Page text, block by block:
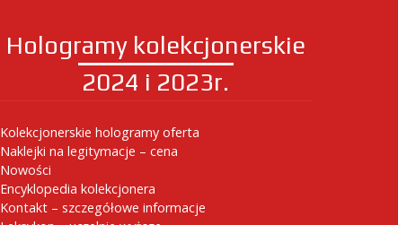
Hologramy kolekcjonerskie
2024 i 2023r.
Kolekcjonerskie hologramy oferta
Naklejki na legitymacje – cena
Nowości
Encyklopedia kolekcjonera
Kontakt – szczegółowe informacje